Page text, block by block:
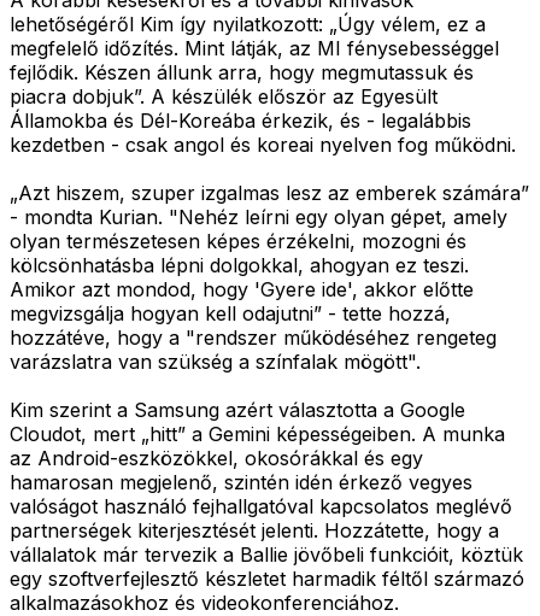
lehetőségéről Kim így nyilatkozott: „Úgy vélem, ez a
megfelelő időzítés. Mint látják, az MI fénysebességgel
fejlődik. Készen állunk arra, hogy megmutassuk és
piacra dobjuk”. A készülék először az Egyesült
Államokba és Dél-Koreába érkezik, és - legalábbis
kezdetben - csak angol és koreai nyelven fog működni.
„Azt hiszem, szuper izgalmas lesz az emberek számára”
- mondta Kurian. "Nehéz leírni egy olyan gépet, amely
olyan természetesen képes érzékelni, mozogni és
kölcsönhatásba lépni dolgokkal, ahogyan ez teszi.
Amikor azt mondod, hogy 'Gyere ide', akkor előtte
megvizsgálja hogyan kell odajutni” - tette hozzá,
hozzátéve, hogy a "rendszer működéséhez rengeteg
varázslatra van szükség a színfalak mögött".
Kim szerint a Samsung azért választotta a Google
Cloudot, mert „hitt” a Gemini képességeiben. A munka
az Android-eszközökkel, okosórákkal és egy
hamarosan megjelenő, szintén idén érkező vegyes
valóságot használó fejhallgatóval kapcsolatos meglévő
partnerségek kiterjesztését jelenti. Hozzátette, hogy a
vállalatok már tervezik a Ballie jövőbeli funkcióit, köztük
egy szoftverfejlesztő készletet harmadik féltől származó
alkalmazásokhoz és videokonferenciához.